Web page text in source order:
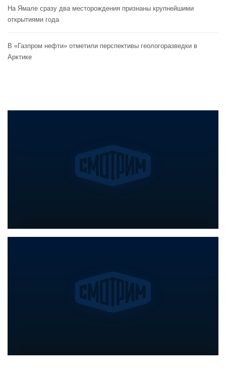
На Ямале сразу два месторождения признаны крупнейшими
открытиями года
В «Газпром нефти» отметили перспективы геологоразведки в
Арктике